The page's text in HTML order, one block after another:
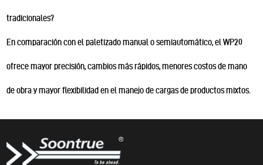
tradicionales?
En comparación con el paletizado manual o semiautomático, el WP20
ofrece mayor precisión, cambios más rápidos, menores costos de mano
de obra y mayor flexibilidad en el manejo de cargas de productos mixtos.